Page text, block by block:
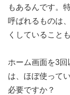
もあるんです。
呼ばれるものは
くしていることも
ホーム画面を3回
は、ほぼ使って
必要ですか？